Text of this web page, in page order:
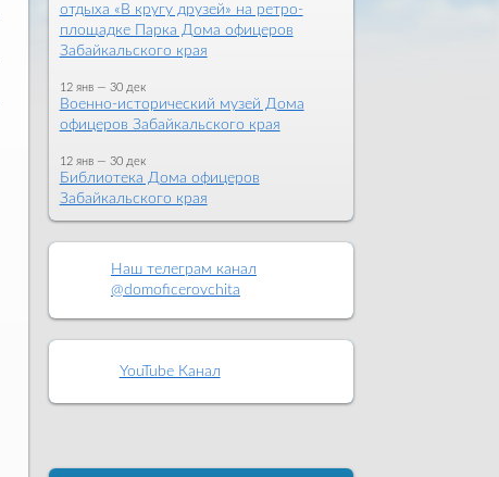
отдыха «В кругу друзей» на ретро-
площадке Парка Дома офицеров
Забайкальского края
12 янв — 30 дек
Военно-исторический музей Дома
офицеров Забайкальского края
12 янв — 30 дек
Библиотека Дома офицеров
Забайкальского края
Наш телеграм канал
@domoficerovchita
YouTube Канал